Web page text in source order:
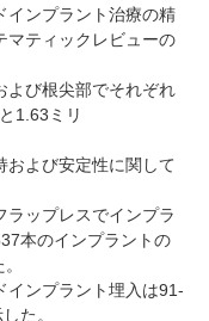
インプラント治療の精
マティックレビューの
よび根尖部でそれぞれ
1.63ミリ
および安定性に関して
ラップレスでインプラ
本のインプラントの
インプラント埋入は91-
た。